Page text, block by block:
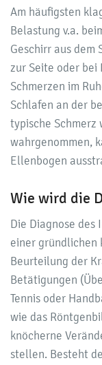
Am häufigsten
Belastung v.a.
Geschirr aus dem
zur Seite oder bei
Schmerzen im
Schlafen an der
typische Schmerz
wahrgenommen,
Ellenbogen
Wie wird die
Die Diagnose des
einer gründlichen
Beurteilung der
Betätigungen
Tennis oder
wie das
knöcherne
stellen. Besteht